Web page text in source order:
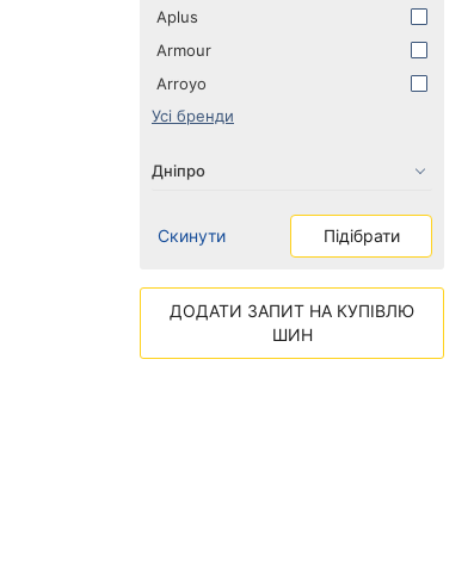
Aplus
Armour
Arroyo
Усі бренди
Скинути Підібрати
ДОДАТИ ЗАПИТ НА КУПІВЛЮ
ШИН